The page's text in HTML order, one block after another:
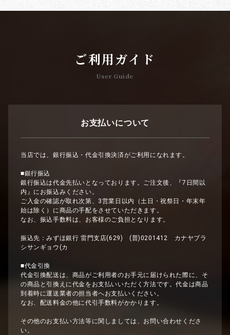
ご利用ガイド
User Guide
お支払いについて
当店では、銀行振込・代金引換決済がご利用になれます。
■銀行振込
銀行振込は代金先払いとなっております。ご注文後、『7日間以
内』にお振込みください。
ご入金の確認が取れ次第、3営業日以内（土日・祝祭日・年末年
始は除く）に商品の手配をさせていただきます。
なお、振込手数料は、お客様のご負担となります。
振込先：みずほ銀行 雷門支店(629) (普)0201412 カナヤブラ
シサンギョウ(カ
■代金引換
代金引換配送は、商品がご利用者のお手元に届けられた際に、そ
の商品と引換えに代金をお支払いいただく方法です。代金は商品
到着時に運送業者の担当者へお支払いください。
なお、配送料金の他に代引手数料がかかります。
その他のお支払い方法等に関しましては、お問い合わせくださ
い。